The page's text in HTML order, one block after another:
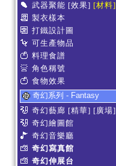
武器聚能 [效果] [材料]
製衣樣本
打鐵設計圖
可生產物品
料理食譜
角色稱號
食物效果
奇幻系列 - Fantasy
奇幻藝廊 [精華] [廣場]
奇幻繪圖館
奇幻音樂廳
奇幻寫真館
奇幻伸展台